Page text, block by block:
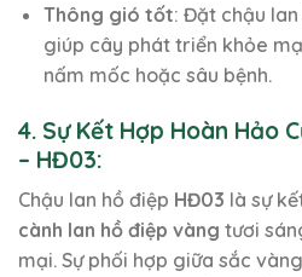
Thông gió tốt: Đặt chậu
giúp cây phát triển khỏe
nấm mốc hoặc sâu bệnh.
4. Sự Kết Hợp Hoàn Hảo
– HĐ03:
Chậu lan hồ điệp HĐ03 là sự
cành lan hồ điệp vàng tươi
mại. Sự phối hợp giữa sắc